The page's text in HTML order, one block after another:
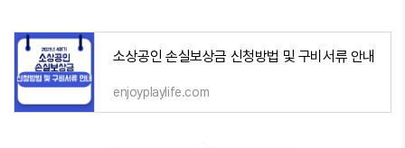
소상공인 손실보상금 신청방법 및 구비서류 안내
enjoyplaylife.com